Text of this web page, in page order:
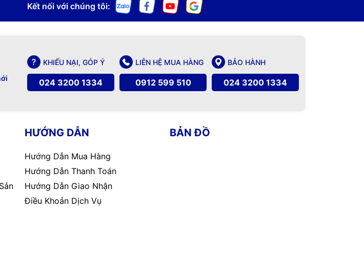
Kết nối với chúng tôi:
KHIẾU NẠI, GÓP Ý
024 3200 1334
LIÊN HỆ MUA HÀNG
0912 599 510
BẢO HÀNH
024 3200 1334
HƯỚNG DẪN
Hướng Dẫn Mua Hàng
Hướng Dẫn Thanh Toán
Hướng Dẫn Giao Nhận
Điều Khoản Dịch Vụ
BẢN ĐỒ